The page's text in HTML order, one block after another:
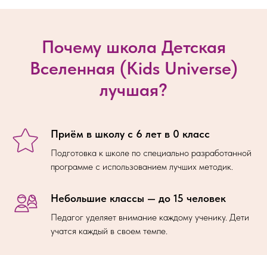
Почему школа Детская
Вселенная (Kids Universe)
лучшая?
Приём в школу с 6 лет в 0 класс
Подготовка к школе по специально разработанной
программе с использованием лучших методик.
Небольшие классы — до 15 человек
Педагог уделяет внимание каждому ученику. Дети
учатся каждый в своем темпе.